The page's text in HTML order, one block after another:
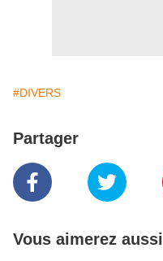
#DIVERS
Partager
Vous aimerez aussi